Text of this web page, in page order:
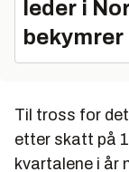
leder i
bekymrer
Til tross for
etter skatt på
kvartalene i år